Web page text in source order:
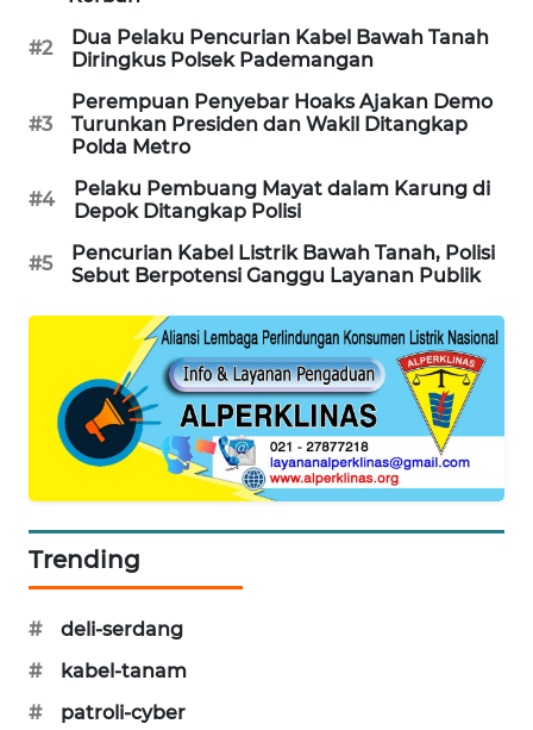
#2
Dua Pelaku Pencurian Kabel Bawah Tanah
Diringkus Polsek Pademangan
#3
Perempuan Penyebar Hoaks Ajakan Demo
Turunkan Presiden dan Wakil Ditangkap
Polda Metro
#4
Pelaku Pembuang Mayat dalam Karung di
Depok Ditangkap Polisi
#5
Pencurian Kabel Listrik Bawah Tanah, Polisi
Sebut Berpotensi Ganggu Layanan Publik
Trending
#
deli-serdang
#
kabel-tanam
#
patroli-cyber
WAHANA
OTOMOTIF
WAHANA
HEALTH
WAHANA
DESA
WISATA
Wahana
Network
KONSUMEN
LISTRIK
MASYARAKAT
KELISTRIKAN
WALINKI
ID